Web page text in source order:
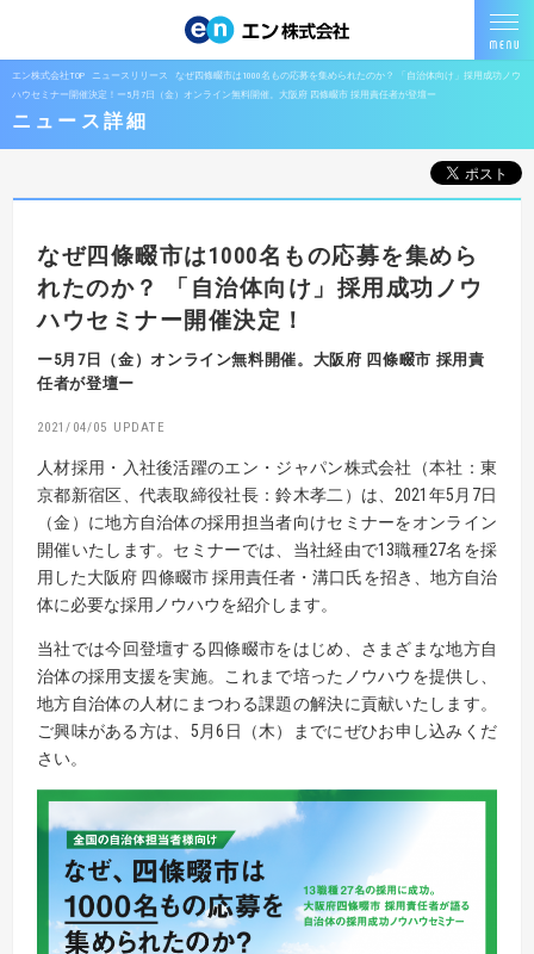
エン株式会社TOP ニュースリリース
なぜ四條畷市は1000名もの応募を集められたのか？ 「自治体向け」採用成功ノウ
ハウセミナー開催決定！ー5月7日（金）オンライン無料開催。大阪府 四條畷市 採用責任者が登壇ー
ニュース詳細
なぜ四條畷市は1000名もの応募を集めら
れたのか？
「自治体向け」採用成功ノウ
ハウセミナー開催決定！
ー5月7日（金）オンライン無料開催。大阪府 四條畷市 採用責
任者が登壇ー
2021/04/05
人材採用・入社後活躍のエン・ジャパン株式会社（本社：東
京都新宿区、代表取締役社長：鈴木孝二）は、2021年5月7日
（金）に地方自治体の採用担当者向けセミナーをオンライン
開催いたします。セミナーでは、当社経由で13職種27名を採
用した大阪府 四條畷市 採用責任者・溝口氏を招き、地方自治
体に必要な採用ノウハウを紹介します。
当社では今回登壇する四條畷市をはじめ、さまざまな地方自
治体の採用支援を実施。これまで培ったノウハウを提供し、
地方自治体の人材にまつわる課題の解決に貢献いたします。
ご興味がある方は、5月6日（木）までにぜひお申し込みくだ
さい。